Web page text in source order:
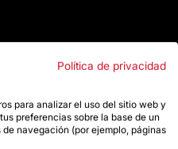
compra
Política de privacidad
para analizar el uso del sitio web y
preferencias sobre la base de un
navegación (por ejemplo, páginas